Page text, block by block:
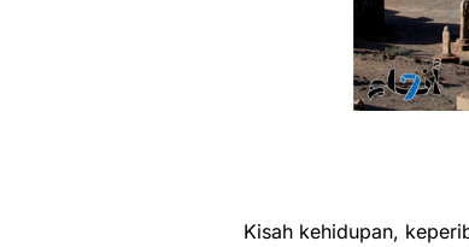
Kisah kehidupan,